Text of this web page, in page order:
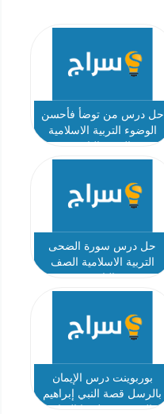
حل درس من توضأ فأحسن
الوضوء التربية الاسلامية
حل درس سورة الضحى
التربية الاسلامية الصف
بوربوينت درس الإيمان
بالرسل قصة النبي إبراهيم